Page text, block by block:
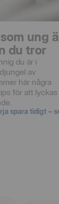
ung
du tror
du är i
av
här några
för att lyckas
spara tidigt –